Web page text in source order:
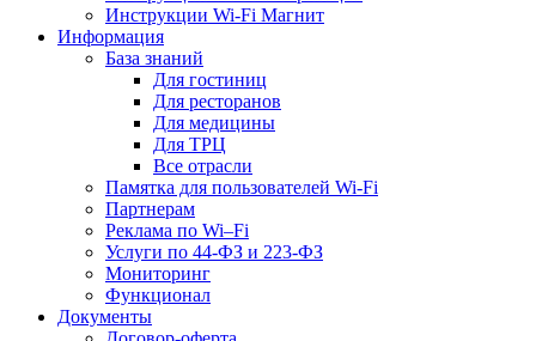
Инструкции Wi-Fi Магнит
Информация
База знаний
Для гостиниц
Для ресторанов
Для медицины
Для ТРЦ
Все отрасли
Памятка для пользователей Wi-Fi
Партнерам
Реклама по Wi–Fi
Услуги по 44-ФЗ и 223-ФЗ
Мониторинг
Функционал
Документы